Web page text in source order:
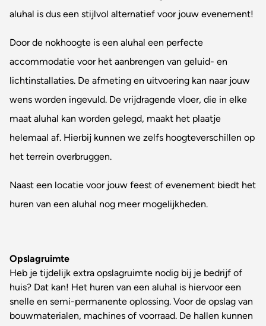
aluhal is dus een stijlvol alternatief voor jouw evenement!
Door de nokhoogte is een aluhal een perfecte
accommodatie voor het aanbrengen van geluid- en
lichtinstallaties. De afmeting en uitvoering kan naar jouw
wens worden ingevuld. De vrijdragende vloer, die in elke
maat aluhal kan worden gelegd, maakt het plaatje
helemaal af. Hierbij kunnen we zelfs hoogteverschillen op
het terrein overbruggen.
Naast een locatie voor jouw feest of evenement biedt het
huren van een aluhal nog meer mogelijkheden.
Opslagruimte
Heb je tijdelijk extra opslagruimte nodig bij je bedrijf of
huis? Dat kan! Het huren van een aluhal is hiervoor een
snelle en semi-permanente oplossing. Voor de opslag van
bouwmaterialen, machines of voorraad. De hallen kunnen